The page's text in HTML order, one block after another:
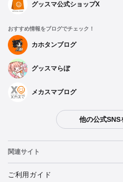
グッスマ公式ショップX
おすすめ情報をブログでチェック！
カホタンブログ
グッスマらぼ
メカスマブログ
他の公式SNS
関連サイト
ねんどろいど
ご利用ガイド